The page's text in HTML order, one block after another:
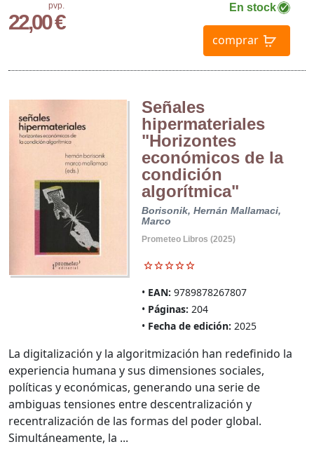
pvp.
22,00 €
En stock
comprar
Señales
hipermateriales
"Horizontes
económicos de la
condición
algorítmica"
Borisonik, Hernán Mallamaci,
Marco
Prometeo Libros (2025)
EAN: 9789878267807
Páginas: 204
Fecha de edición: 2025
La digitalización y la algoritmización han redefinido la
experiencia humana y sus dimensiones sociales,
políticas y económicas, generando una serie de
ambiguas tensiones entre descentralización y
recentralización de las formas del poder global.
Simultáneamente, la ...